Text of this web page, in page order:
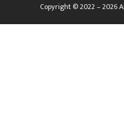
Copyright © 2022 – 2026